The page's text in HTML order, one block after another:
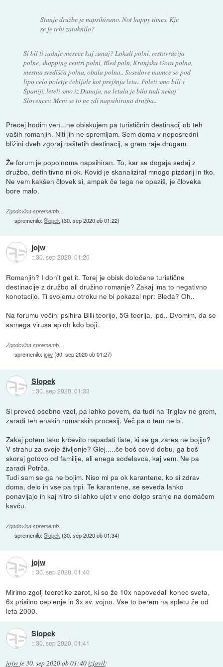
Stanje družbe je napsihirano. Not happy times. Kje
se je tebi zataknilo?
Si bil ti zadnje mesece kaj zunaj? Lokali polni, restavracija
polne, shopping centri polni, Bled poln, Kranjska Gora polna,
mestna središča polna, obala polna.. Sosedove mamce so pod
lipo celo poletje čebljale kot prejšnja leta.. Poleti smo bili v
Španiji, leteli smo iz Dunaja, na letalu je bilo tudi nekaj
Slovencev. Meni se to ne zdi napsihirana družba..
Precej hodim ven...ne obiskujem pa turističnih destinacij ob teh
vaših romanjih. Niti jih ne spremljam. Sem doma v neposredni
bliżini dveh zgoraj naštetih destinacij, a grem raje drugam.
Že forum je popolnoma napsihiran. To, kar se dogaja sedaj z
družbo, definitivno ni ok. Kovid je skanaliziral mnogo pizdarij in tko.
Ne vem kakšen človek si, ampak če tega ne opaziš, je človeka
bore malo.
Zgodovina sprememb…
spremenilo:Slopek (30. sep 2020 ob 01:22)
jojw
::30. sep 2020, 01:26
Romanjih? I don't get it. Torej je obisk določene turistične
destinacije z družbo ali družino romanje? Zakaj ima to negativno
konotacijo. Ti svojemu otroku ne bi pokazal npr: Bleda? Oh..
Na forumu večini psihira Billi teorijo, 5G teorija, ipd.. Dvomim, da se
samega virusa sploh kdo boji..
Zgodovina sprememb…
spremenilo:jojw(30. sep 2020 ob 01:27)
Slopek
::30. sep 2020, 01:33
Si preveč osebno vzel, pa lahko povem, da tudi na Triglav ne grem,
zaradi teh enakih romarskih procesij. Več pa o tem ne bi.
Zakaj potem tako krčevito napadati tiste, ki se ga zares ne bojijo?
V strahu za svoje življenje? Glej.....če boš covid dobu, ga boš
skoraj gotovo od familije, ali enega sodelavca, kaj vem. Ne pa
zaradi Potrča.
Tudi sam se ga ne bojim. Niso mi pa ok karantene, ko si zdrav
doma, delo in vse pa trpi. Te karantene, se seveda lahko
ponavljajo in kaj hitro si lahko ujet v eno dolgo sranje na domačem
kavču.
Zgodovina sprememb…
spremenilo:Slopek (30. sep 2020 ob 01:34)
jojw
::30. sep 2020, 01:40
Mirimo zgolj teoretike zarot, ki so že 10x napovedali konec sveta,
6x prisilno ceplenje in 3x sv. vojno. Vse to berem na spletu že od
leta 2000.
Slopek
::30. sep 2020, 01:41
jojw je30. sep 2020 ob 01:40izjavil: